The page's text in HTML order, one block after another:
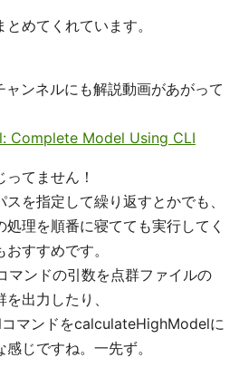
めてくれています。
ンネルにも解説動画があがって
Complete Model Using CLI
てません！
を指定して繰り返すとかでも、
理を順番に寝てても実行してく
すすめです。
ンドの引数を点群ファイルの
出力したり、
マンドをcalculateHighModelに
じですね。一先ず。